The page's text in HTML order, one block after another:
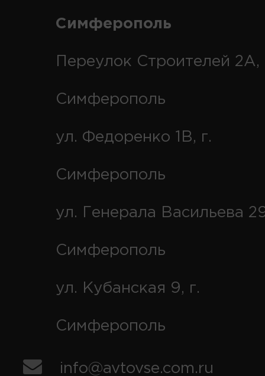
Симферополь
Переулок Строителей 2А,
Симферополь
ул. Федоренко 1В, г.
Симферополь
ул. Генерала Васильева
Симферополь
ул. Кубанская 9, г.
Симферополь
info@avtovse.com.ru